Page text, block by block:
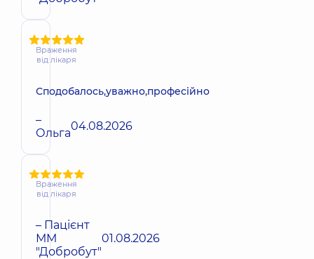
Враження
від лікаря
Сподобалось,уважно,професійно
–
Ольга04.08.2026
Враження
від лікаря
– Пацієнт
ММ
"Добробут"
01.08.2026